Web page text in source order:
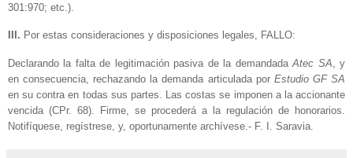
301:970; etc.).
III. Por estas consideraciones y disposiciones legales, FALLO:
Declarando la falta de legitimación pasiva de la demandadaAtec SA, y
en consecuencia, rechazando la demanda articulada por Estudio GF SA
en su contra en todas sus partes. Las costas se imponen a la accionante
vencida (CPr. 68). Firme, se procederá a la regulación de honorarios.
Notifíquese, regístrese, y, oportunamente archívese.- F. I. Saravia.